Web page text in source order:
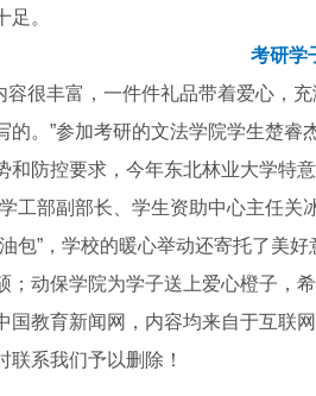
足。
考研学
容很丰富，一件件礼品带着爱心，
的。”参加考研的文法学院学生楚睿
和防控要求，今年东北林业大学特
工部副部长、学生资助中心主任关
包”，学校的暖心举动还寄托了美
；动保学院为学子送上爱心橙子，
国教育新闻网，内容均来自于互联
联系我们予以删除！